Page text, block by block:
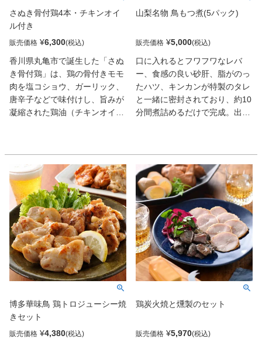
さぬき骨付鶏4本・チキンオイ
ル付き
販売価格 ¥6,300
香川県丸亀市で誕生した「さぬ
き骨付鶏」は、鶏の骨付きモモ
肉を塩コショウ、ガーリック、
唐辛子などで味付けし、旨みが
凝縮された鶏油（チキンオイ
っくら。
山梨名物 鳥もつ煮(5パック)
販売価格 ¥5,000
口に入れるとフワフワなレバ
ー、食感の良い砂肝、脂がのっ
たハツ、キンカンが特製のタレ
と一緒に密封されており、約10
分間煮詰めるだけで完成。出来
ろん、酒の肴にも最適だ。
博多華味鳥 鶏トロジューシー焼
きセット
販売価格 ¥4,380
鶏炭火焼と燻製のセット
販売価格 ¥5,970